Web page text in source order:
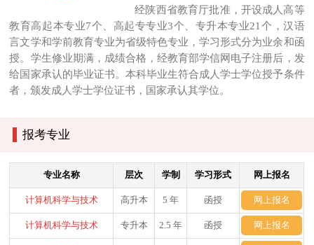
经陕西省教育厅批准，开设成人高等
教育高起本专业7个、高起专专业3个、专升本专业21个，汉语
言文学和学前教育专业为省级特色专业，学习形式分为业余和函
授。学生修业期满，成绩合格，经教育部学信网电子注册后，发
给国家承认的毕业证书。本科毕业生符合成人学士学位授予条件
者，颁发成人学士学位证书，国家承认其学位。
报考专业
专业名称 层次 学制 学习形式 网上报名
计算机科学与技术 高升本 5 年 函授 网上报名
计算机科学与技术 专升本 2.5 年 函授 网上报名